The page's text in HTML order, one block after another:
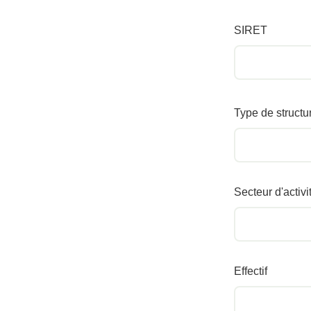
SIRET
Type de
Secteur
Effectif